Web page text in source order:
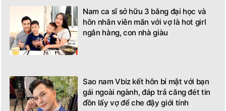
Nam ca sĩ sở hữu 3 bằng đại học và
hôn nhân viên mãn với vợ là hot girl
ngân hàng, con nhà giàu
Sao nam Vbiz kết hôn bí mật với bạn
gái ngoài ngành, đáp trả căng đét tin
đồn lấy vợ để che đậy giới tính